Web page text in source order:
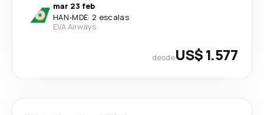
mar 23 feb
HAN-MDE· 2 escalas
EVA Airways
desdeUS$ 1.577